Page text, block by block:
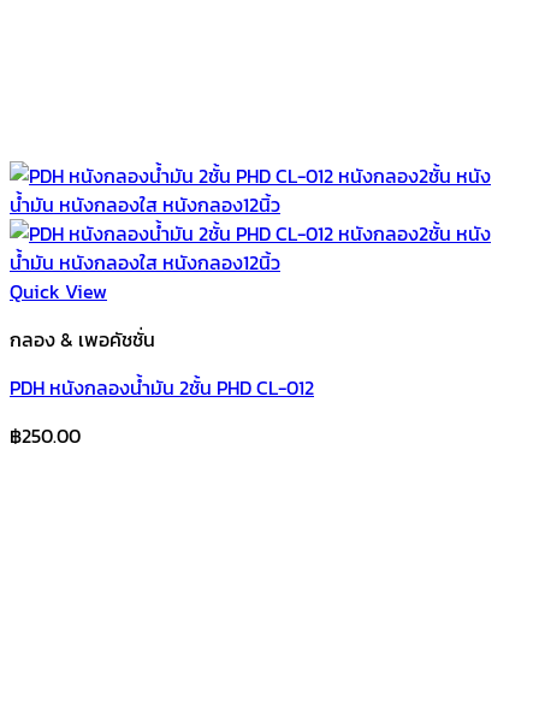
Quick View
กลอง & เพอคัชชั่น
PDH หนังกลองน้ำมัน 2ชั้น PHD CL-012
฿250.00